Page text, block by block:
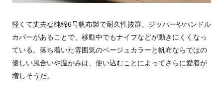
軽くて丈夫な純綿6号帆布製で耐久性抜群。ジッパーやハンドル
カバーがあることで、移動中でもナイフなどが動きにくくなっ
ている。落ち着いた雰囲気のベージュカラーと帆布ならではの
優しい風合いや温かみは、使い込むことによってさらに愛着が
増しそうだ。